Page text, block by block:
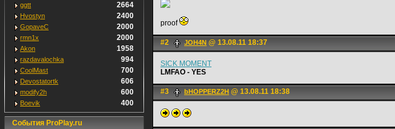
ggtt 2664
Hvostyn 2400
GopaveC 2000
rmn1x 2000
Akon 1958
razdavalochka 994
CoolMast 700
Devostatortk 606
modify2h 600
Boevik 400
События ProPlay.ru
proof
#2 JOH4N @ 13.08.11 18:37
SICK MOMENT
LMFAO - YES
#3 bHOPPERZ2H @ 13.08.11 18:38